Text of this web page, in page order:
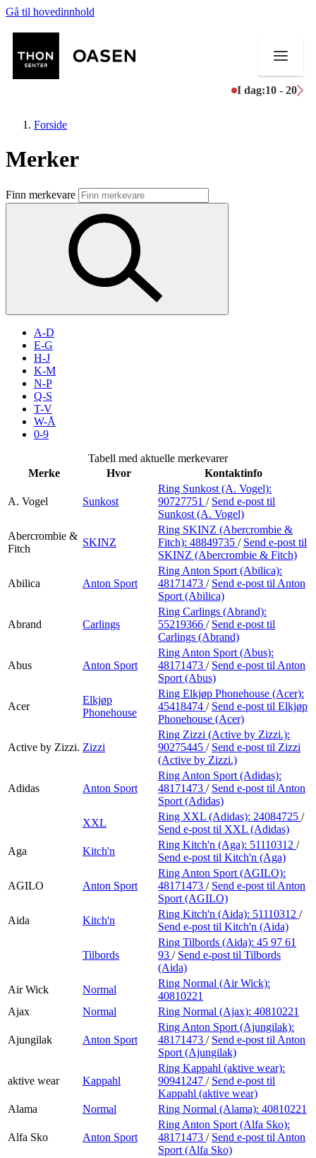
Gå til hovedinnhold
I dag:10 - 20
Butikker
Mat og drikke
Aktiviteter
Inspirasjon
Søk
Praktisk informasjon
Ledige stillinger
Magasin
Gavekort
Finn frem
Forside
Merker
Finn merkevare
A-D
E-G
H-J
K-M
N-P
Q-S
T-V
W-Å
0-9
Tabell med aktuelle merkevarer
Merke
Hvor Kontaktinfo
A. Vogel Sunkost
Ring Sunkost (A. Vogel):
90727751 / Send e-post til
Sunkost (A. Vogel)
Abercrombie &
Fitch
SKINZ
Ring SKINZ (Abercrombie &
Fitch): 48849735 / Send e-post til
SKINZ (Abercrombie & Fitch)
Abilica Anton Sport
Ring Anton Sport (Abilica):
48171473 / Send e-post til Anton
Sport (Abilica)
Abrand Carlings
Ring Carlings (Abrand):
55219366 / Send e-post til
Carlings (Abrand)
Abus Anton Sport
Ring Anton Sport (Abus):
48171473 / Send e-post til Anton
Sport (Abus)
Acer
Elkjøp
Phonehouse
Ring Elkjøp Phonehouse (Acer):
45418474 / Send e-post til Elkjøp
Phonehouse (Acer)
Active by Zizzi. Zizzi
Ring Zizzi (Active by Zizzi.):
90275445 / Send e-post til Zizzi
(Active by Zizzi.)
Adidas Anton Sport
Ring Anton Sport (Adidas):
48171473 / Send e-post til Anton
Sport (Adidas)
XXL
Ring XXL (Adidas): 24084725 /
Send e-post til XXL (Adidas)
Aga
Kitch'n
Ring Kitch'n (Aga): 51110312 /
Send e-post til Kitch'n (Aga)
AGILO Anton Sport
Ring Anton Sport (AGILO):
48171473 / Send e-post til Anton
Sport (AGILO)
Aida
Kitch'n
Ring Kitch'n (Aida): 51110312 /
Send e-post til Kitch'n (Aida)
Tilbords
Ring Tilbords (Aida): 45 97 61
93 / Send e-post til Tilbords
(Aida)
Air Wick
Normal
Ring Normal (Air Wick):
40810221
Ajax
Normal Ring Normal (Ajax): 40810221
Ajungilak Anton Sport
Ring Anton Sport (Ajungilak):
48171473 / Send e-post til Anton
Sport (Ajungilak)
aktive wear Kappahl
Ring Kappahl (aktive wear):
90941247 / Send e-post til
Kappahl (aktive wear)
Alama
Normal Ring Normal (Alama): 40810221
Alfa Sko Anton Sport
Ring Anton Sport (Alfa Sko):
48171473 / Send e-post til Anton
Sport (Alfa Sko)